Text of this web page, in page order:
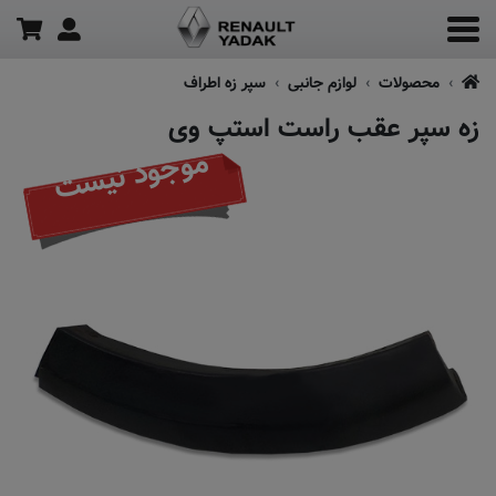
محصولات لوازم جانبی سپر زه اطراف
زه سپر عقب راست استپ وی
موجود نیست